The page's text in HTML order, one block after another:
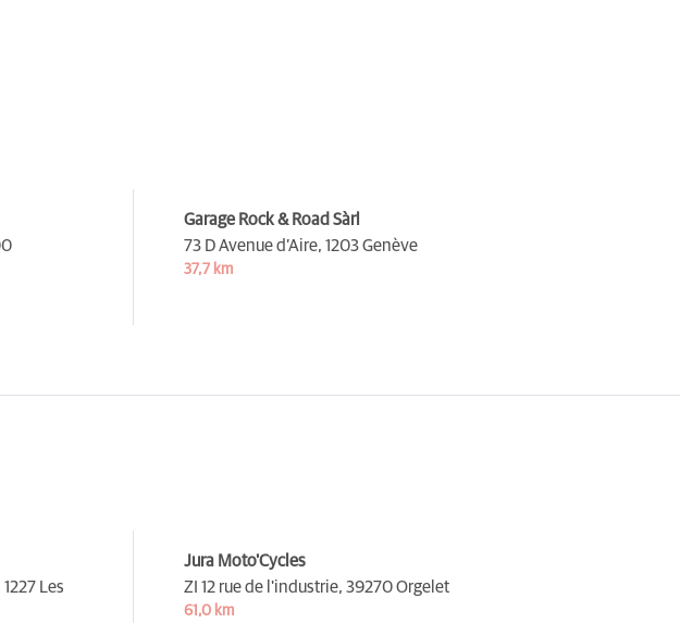
Garage Rock & Road Sàrl
73 D Avenue d’Aire, 1203 Genève
37,7 km
1227 Les
Jura Moto'Cycles
ZI 12 rue de l'industrie, 39270 Orgelet
61,0 km